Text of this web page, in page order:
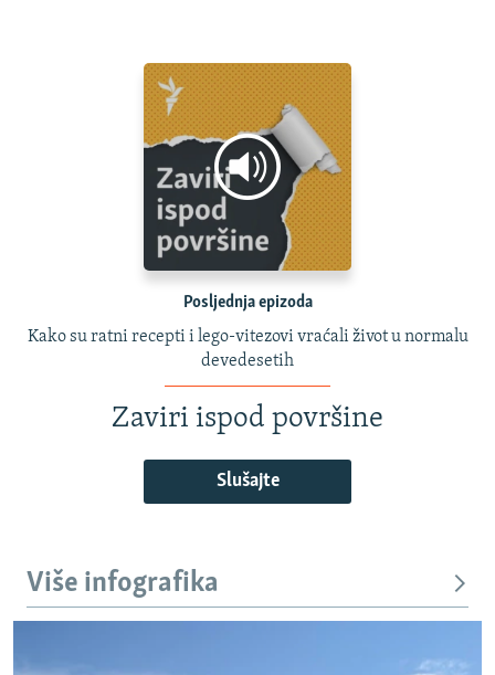
Posljednja epizoda
Kako su ratni recepti i lego-vitezovi vraćali život u normalu
devedesetih
Zaviri ispod površine
Slušajte
Više infografika